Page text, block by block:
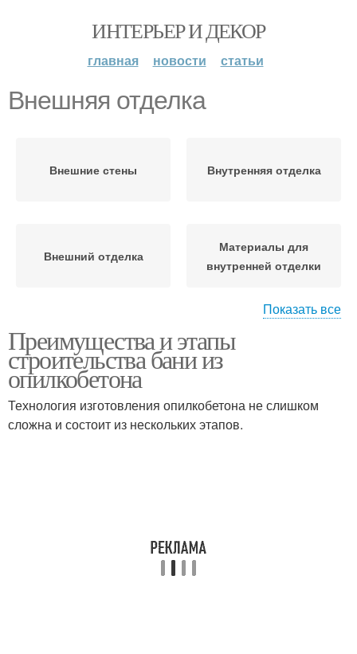
ИНТЕРЬЕР И ДЕКОР
главная новости статьи
Внешняя отделка
Внешние стены Внутренняя отделка
Внешний отделка
Материалы для
внутренней отделки
Дешевая отделка
красивой отделки
Наружная отделка Материалы для отделки
Показать все
Преимущества и этапы
строительства бани из
опилкобетона
Технология изготовления опилкобетона не слишком
сложна и состоит из нескольких этапов.